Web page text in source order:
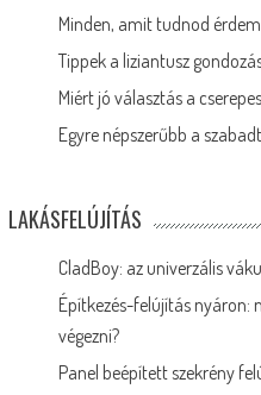
Minden, amit tudnod
Tippek a liziantusz
Miért jó választás a
Egyre népszerűbb a
LAKÁSFELÚJÍTÁS
CladBoy: az univerzális
Építkezés-felújítás nyáron:
végezni?
Panel beépített szekrény